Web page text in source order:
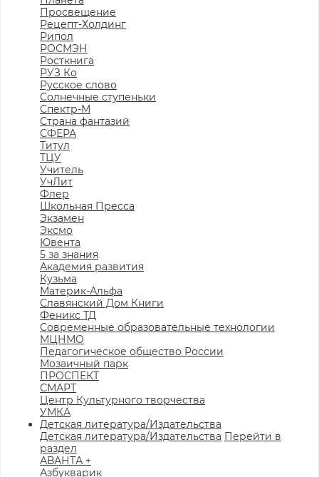
Просвещение
Рецепт-Холдинг
Рипол
РОСМЭН
Росткнига
РУЗ Ко
Русское слово
Солнечные ступеньки
Спектр-М
Страна фантазий
СФЕРА
Титул
ТЦУ
Учитель
УчЛит
Флер
Школьная Пресса
Экзамен
Эксмо
Ювента
5 за знания
Академия развития
Кузьма
Материк-Альфа
Славянский Дом Книги
Феникс ТД
Современные образовательные технологии
МЦНМО
Педагогическое общество России
Мозаичный парк
ПРОСПЕКТ
СМАРТ
Центр Культурного творчества
УМКА
Детская литература/Издательства
Детская литература/Издательства Перейти в
раздел
АВАНТА +
Азбукварик